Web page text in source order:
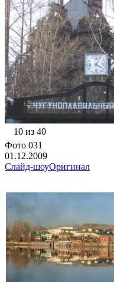
10 из 40
Фото 031
01.12.2009
Слайд-шоуОригинал